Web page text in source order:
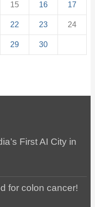
15 16 17
22 23 24
29 30
First AI City in
for colon cancer!